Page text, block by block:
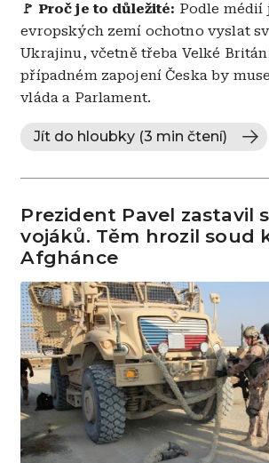
🚩 Proč je to důležité: Podle médií
evropských zemí ochotno vyslat
Ukrajinu, včetně třeba Velké
případném zapojení Česka by
vláda a Parlament.
Jít do hloubky (3 min čtení)
Prezident Pavel zastavil
vojáků. Těm hrozil soud
Afghánce